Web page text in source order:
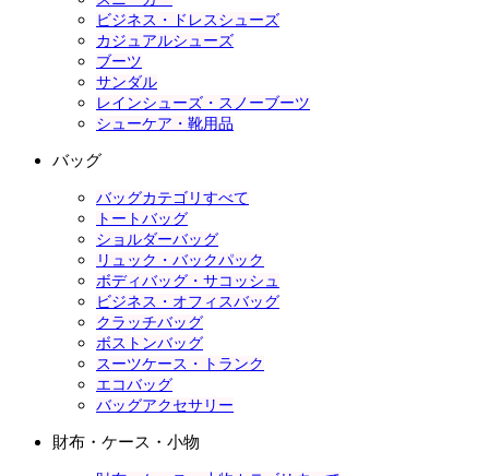
ビジネス・ドレスシューズ
カジュアルシューズ
ブーツ
サンダル
レインシューズ・スノーブーツ
シューケア・靴用品
バッグ
バッグカテゴリすべて
トートバッグ
ショルダーバッグ
リュック・バックパック
ボディバッグ・サコッシュ
ビジネス・オフィスバッグ
クラッチバッグ
ボストンバッグ
スーツケース・トランク
エコバッグ
バッグアクセサリー
財布・ケース・小物